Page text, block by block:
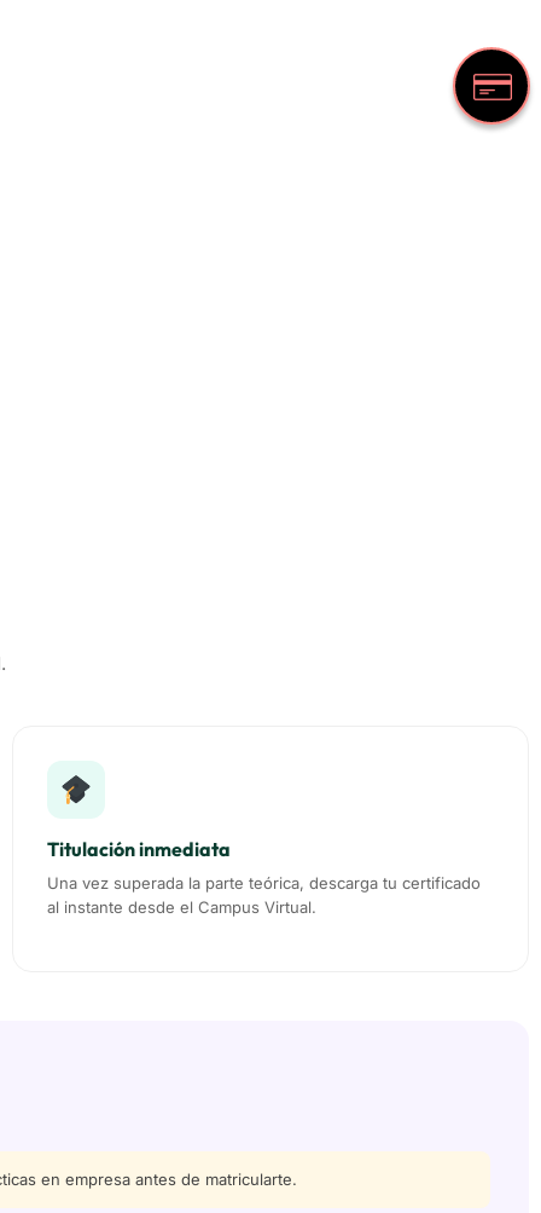
Titulación inmediata
Una vez superada la parte teórica, descarga tu certificado
al instante desde el Campus Virtual.
en empresa antes de matricularte.